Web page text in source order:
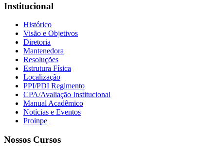
Institucional
Histórico
Visão e Objetivos
Diretoria
Mantenedora
Resoluções
Estrutura Física
Localização
PPI/PDI Regimento
CPA/Avaliação Institucional
Manual Acadêmico
Notícias e Eventos
Proinpe
Nossos Cursos